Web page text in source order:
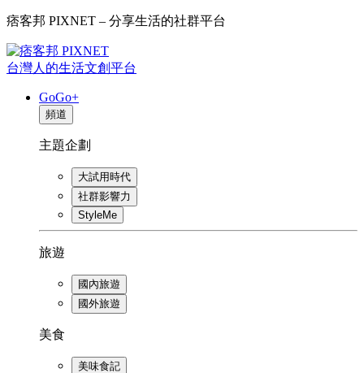
痞客邦 PIXNET – 分享生活的社群平台
台灣人的生活文創平台
GoGo+
頻道
主題企劃
大試用時代
社群影響力
StyleMe
旅遊
國內旅遊
國外旅遊
美食
美味食記